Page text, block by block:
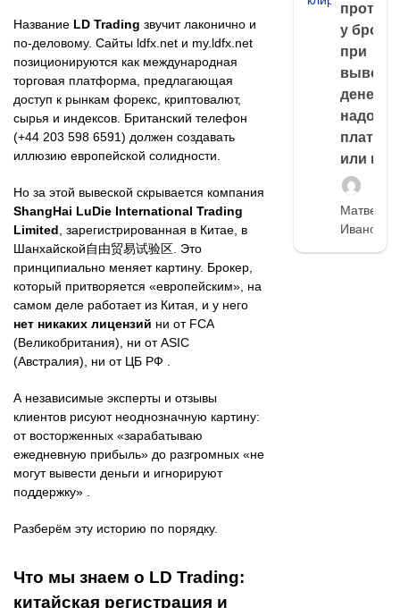
Название LD Trading звучит лаконично и
по-деловому. Сайты ldfx.net и my.ldfx.net
позиционируются как международная
торговая платформа, предлагающая
доступ к рынкам форекс, криптовалют,
сырья и индексов. Британский телефон
(+44 203 598 6591) должен создавать
иллюзию европейской солидности.
Но за этой вывеской скрывается компания
ShangHai LuDie International Trading
Limited, зарегистрированная в Китае, в
Шанхайской自由贸易试验区. Это
принципиально меняет картину. Брокер,
который притворяется «европейским», на
самом деле работает из Китая, и у него
нет никаких лицензий ни от FCA
(Великобритания), ни от ASIC
(Австралия), ни от ЦБ РФ .
А независимые эксперты и отзывы
клиентов рисуют неоднозначную картину:
от восторженных «зарабатываю
ежедневную прибыль» до разгромных «не
могут вывести деньги и игнорируют
поддержку» .
Разберём эту историю по порядку.
Что мы знаем о LD Trading:
китайская регистрация и
у
при
выводе
денег,
надо
платить
или
Матвей
Иванов